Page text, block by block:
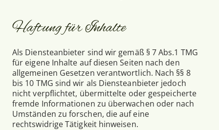
Haftung für Inhalte
Als Diensteanbieter sind wir gemäß § 7 Abs.1 TMG
für eigene Inhalte auf diesen Seiten nach den
allgemeinen Gesetzen verantwortlich. Nach §§ 8
bis 10 TMG sind wir als Diensteanbieter jedoch
nicht verpflichtet, übermittelte oder gespeicherte
fremde Informationen zu überwachen oder nach
Umständen zu forschen, die auf eine
rechtswidrige Tätigkeit hinweisen.